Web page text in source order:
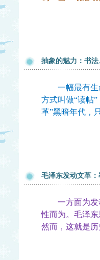
抽象的魅力：书
一幅最有生命
方式叫做“读帖
革”黑暗年代，
毛泽东发动文革
一方面为发动
性而为。毛泽
然而，这就是